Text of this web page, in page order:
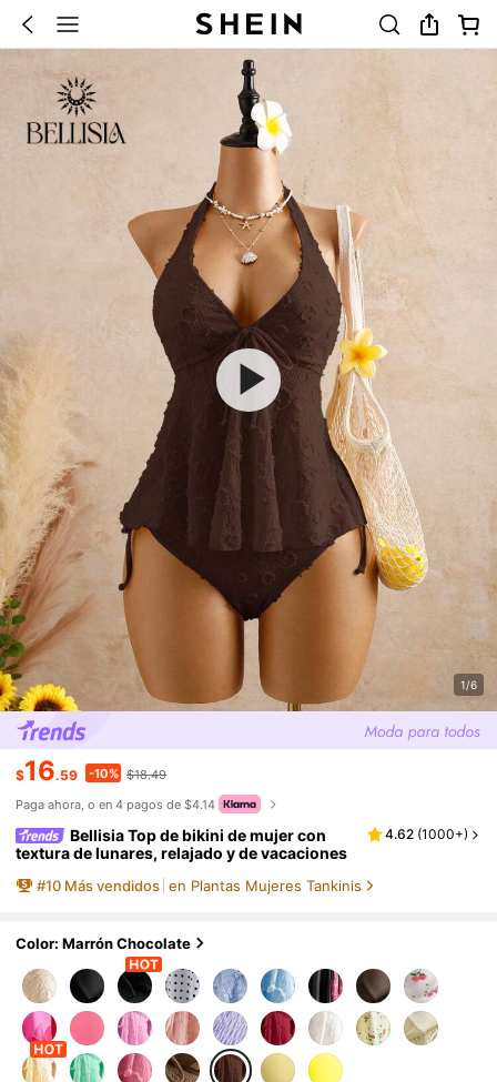
1/6
$16.59 -10% $18.49
Paga ahora, o en 4 pagos de $4.14
Bellisia Top de bikini de mujer con
textura de lunares, relajado y de vacaciones
4.62 (1000+)
#10 Más vendidos en Plantas Mujeres Tankinis
Color: Marrón Chocolate